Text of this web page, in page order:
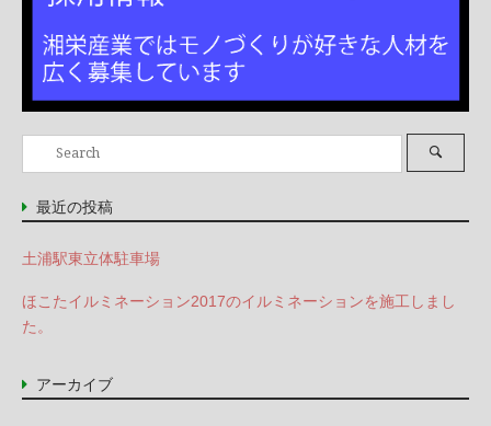
Search
for:
最近の投稿
土浦駅東立体駐車場
ほこたイルミネーション2017のイルミネーションを施工しまし
た。
アーカイブ